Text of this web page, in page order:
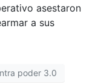
asestaron
a sus
poder 3.0